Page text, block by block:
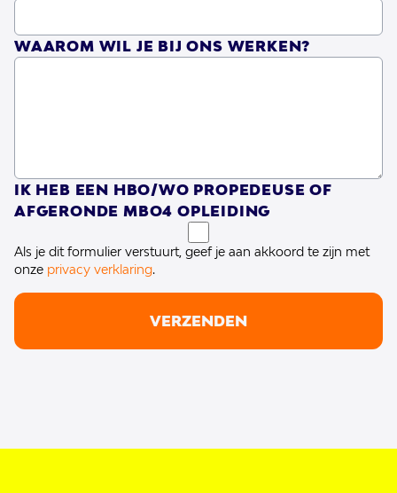
WAAROM WIL JE BIJ ONS WERKEN?
IK HEB EEN HBO/WO PROPEDEUSE OF
AFGERONDE MBO4 OPLEIDING
Als je dit formulier verstuurt, geef je aan akkoord te zijn met
onze privacy verklaring.
VERZENDEN